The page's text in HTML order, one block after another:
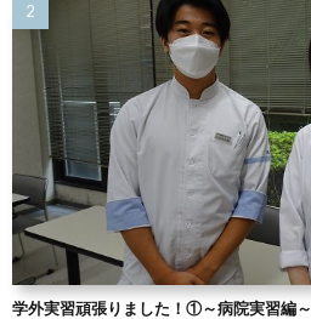
学外実習頑張りました！①～病院実習編～